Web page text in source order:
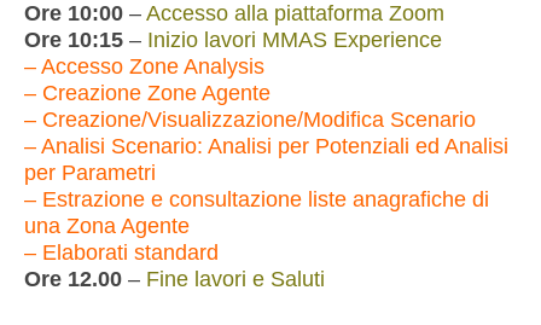
Ore 10:00 – Accesso alla piattaforma Zoom
Ore 10:15 – Inizio lavori MMAS Experience
– Accesso Zone Analysis
– Creazione Zone Agente
– Creazione/Visualizzazione/Modifica Scenario
– Analisi Scenario: Analisi per Potenziali ed Analisi
per Parametri
– Estrazione e consultazione liste anagrafiche di
una Zona Agente
– Elaborati standard
Ore 12.00 – Fine lavori e Saluti